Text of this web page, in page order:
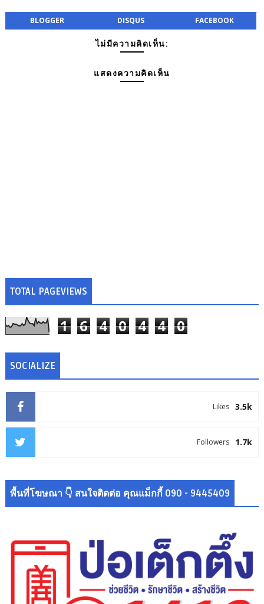
BLOGGER DISQUS FACEBOOK
ไม่มีความคิดเห็น:
แสดงความคิดเห็น
TOTAL PAGEVIEWS
1 6 4 0 4 4 0
SOCIALIZE
3.5k
Likes
1.7k
Followers
พื้นที่โฆษณา 👇 สนใจติดต่อ คุณแม็กกี้ 090 - 9445409